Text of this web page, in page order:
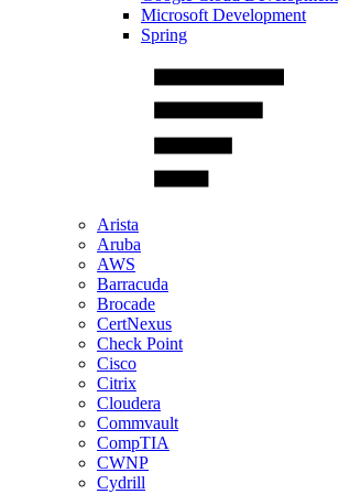
Microsoft Development
Spring
Arista
Aruba
AWS
Barracuda
Brocade
CertNexus
Check Point
Cisco
Citrix
Cloudera
Commvault
CompTIA
CWNP
Cydrill